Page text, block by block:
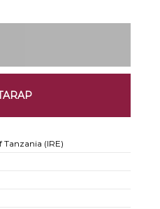
Tanzania (IRE)